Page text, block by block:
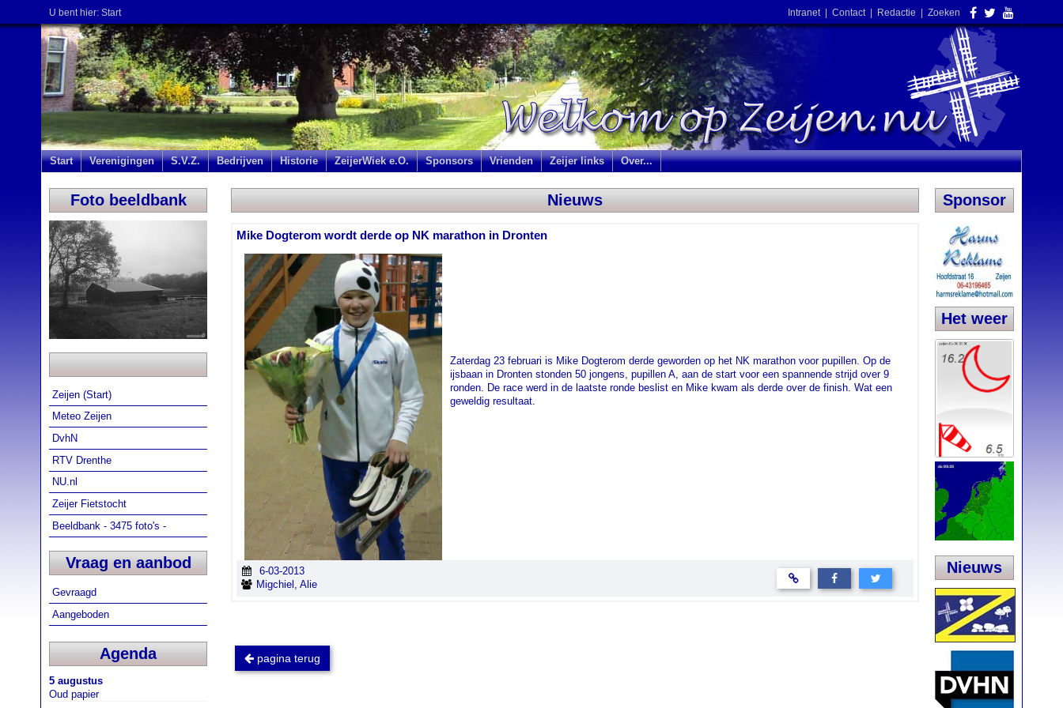
U bent hier: Start Intranet| Contact| Redactie Zoeken
Start Verenigingen S.V.Z. Bedrijven Historie ZeijerWiek e.O. Sponsors Vrienden Zeijer links Over...
Foto beeldbank
Zeijen (Start)
Meteo Zeijen
DvhN
RTV Drenthe
NU.nl
Zeijer Fietstocht
Beeldbank - 3475 foto's -
Vraag en aanbod
Gevraagd
Aangeboden
Agenda
5 augustus
Oud papier
Sponsor
Het weer
Nieuws
Nieuws
Mike Dogterom wordt derde op NK marathon in Dronten
Zaterdag 23 februari is Mike Dogterom derde geworden op het NK marathon voor pupillen. Op de
ijsbaan in Dronten stonden 50 jongens, pupillen A, aan de start voor een spannende strijd over 9
ronden. De race werd in de laatste ronde beslist en Mike kwam als derde over de finish. Wat een
geweldig resultaat.
6-03-2013
Migchiel, Alie
pagina terug